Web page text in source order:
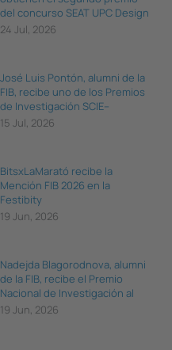
del concurso SEAT UPC Design
Thinking
24 Jul, 2026
José Luis Pontón, alumni de la
FIB, recibe uno de los Premios
de Investigación SCIE–
Fundación BBVA 2026
15 Jul, 2026
BitsxLaMarató recibe la
Mención FIB 2026 en la
Festibity
19 Jun, 2026
Nadejda Blagorodnova, alumni
de la FIB, recibe el Premio
Nacional de Investigación al
Talento Joven 2025
19 Jun, 2026